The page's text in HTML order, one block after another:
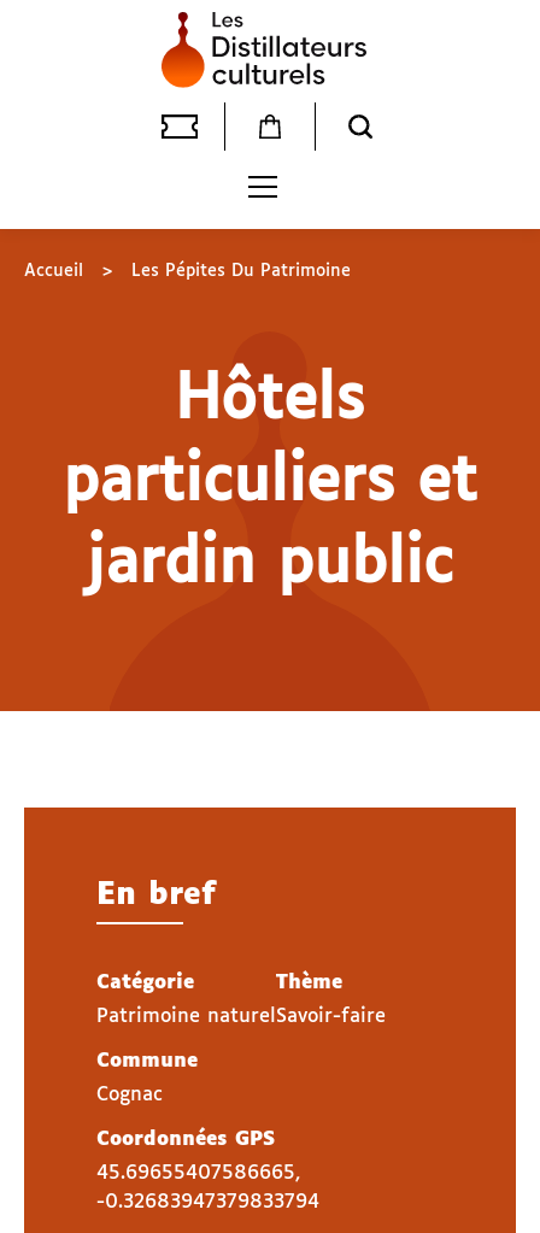
Accueil > Les Pépites Du Patrimoine
Hôtels
particuliers et
jardin public
En bref
Catégorie
Patrimoine naturel
Thème
Savoir-faire
Commune
Cognac
Coordonnées GPS
45.69655407586665,
-0.32683947379833794